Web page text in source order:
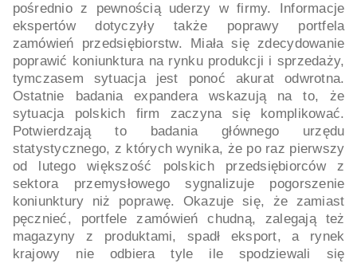
pośrednio z pewnością uderzy w firmy. Informacje
ekspertów dotyczyły także poprawy portfela
zamówień przedsiębiorstw. Miała się zdecydowanie
poprawić koniunktura na rynku produkcji i sprzedaży,
tymczasem sytuacja jest ponoć akurat odwrotna.
Ostatnie badania expandera wskazują na to, że
sytuacja polskich firm zaczyna się komplikować.
Potwierdzają to badania głównego urzędu
statystycznego, z których wynika, że po raz pierwszy
od lutego większość polskich przedsiębiorców z
sektora przemysłowego sygnalizuje pogorszenie
koniunktury niż poprawę. Okazuje się, że zamiast
pęcznieć, portfele zamówień chudną, zalegają też
magazyny z produktami, spadł eksport, a rynek
krajowy nie odbiera tyle ile spodziewali się